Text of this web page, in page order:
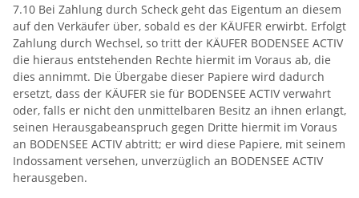
7.10 Bei Zahlung durch Scheck geht das Eigentum an diesem
auf den Verkäufer über, sobald es der KÄUFER erwirbt. Erfolgt
Zahlung durch Wechsel, so tritt der KÄUFER BODENSEE ACTIV
die hieraus entstehenden Rechte hiermit im Voraus ab, die
dies annimmt. Die Übergabe dieser Papiere wird dadurch
ersetzt, dass der KÄUFER sie für BODENSEE ACTIV verwahrt
oder, falls er nicht den unmittelbaren Besitz an ihnen erlangt,
seinen Herausgabeanspruch gegen Dritte hiermit im Voraus
an BODENSEE ACTIV abtritt; er wird diese Papiere, mit seinem
Indossament versehen, unverzüglich an BODENSEE ACTIV
herausgeben.